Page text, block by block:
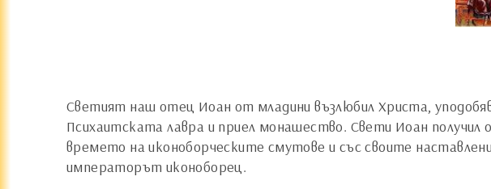
Светият наш отец Иоан от младини възлюбил Христа,
Психаитската лавра и приел монашество. Свети Иоан получил
времето на иконоборческите смутове и със своите
императорът иконоборец.